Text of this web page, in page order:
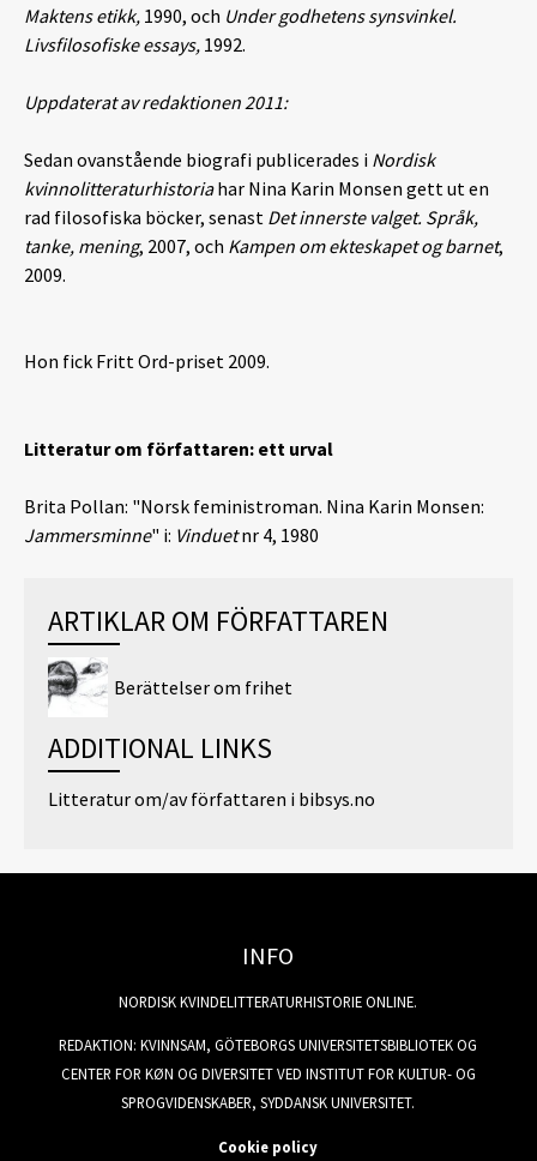
Maktens etikk, 1990, och Under godhetens synsvinkel.
Livsfilosofiske essays, 1992.
Uppdaterat av redaktionen 2011:
Sedan ovanstående biografi publicerades i Nordisk
kvinnolitteraturhistoriahar Nina Karin Monsen gett ut en
rad filosofiska böcker, senast Det innerste valget. Språk,
tanke, mening, 2007, och Kampen om ekteskapet og barnet,
2009.
Hon fick Fritt Ord-priset 2009.
Litteratur om författaren: ett urval
Brita Pollan: "Norsk feministroman. Nina Karin Monsen:
Jammersminne" i: Vinduetnr 4, 1980
ARTIKLAR OM FÖRFATTAREN
Berättelser om frihet
ADDITIONAL LINKS
Litteratur om/av författaren i bibsys.no
INFO
NORDISK KVINDELITTERATURHISTORIE ONLINE.
REDAKTION: KVINNSAM, GÖTEBORGS UNIVERSITETSBIBLIOTEK OG
CENTER FOR KØN OG DIVERSITET VED INSTITUT FOR KULTUR- OG
SPROGVIDENSKABER, SYDDANSK UNIVERSITET.
Cookie policy